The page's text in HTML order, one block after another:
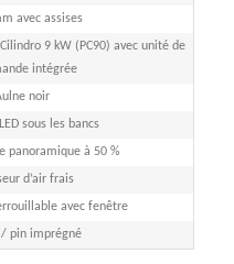
avec assises
9 kW (PC90) avec unité de
intégrée
noir
sous les bancs
panoramique à 50 %
d’air frais
avec fenêtre
/ pin imprégné